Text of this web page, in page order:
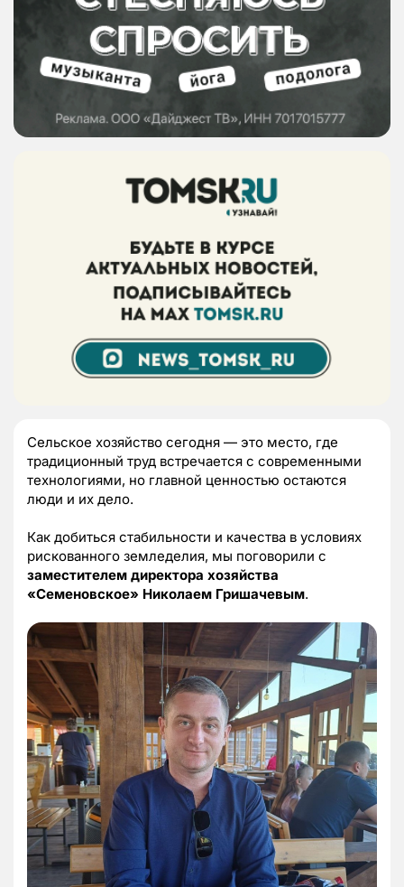
Сельское хозяйство сегодня — это место, где
традиционный труд встречается с современными
технологиями, но главной ценностью остаются
люди и их дело.
Как добиться стабильности и качества в условиях
рискованного земледелия, мы поговорили с
заместителем директора хозяйства
«Семеновское» Николаем Гришачевым.